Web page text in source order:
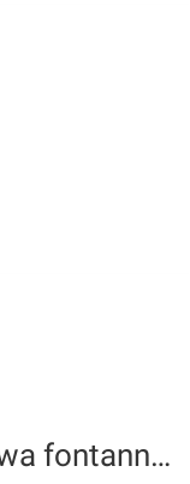
Najbardziej widowiskowa fontanna na katowickim Rynku – tzw. sztuczna Rawa – przejdzie remont